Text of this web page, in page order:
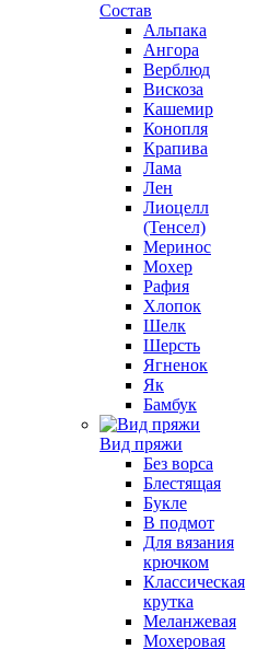
Состав
Альпака
Ангора
Верблюд
Вискоза
Кашемир
Конопля
Крапива
Лама
Лен
Лиоцелл
(Тенсел)
Меринос
Мохер
Рафия
Хлопок
Шелк
Шерсть
Ягненок
Як
Бамбук
Вид пряжи
Без ворса
Блестящая
Букле
В подмот
Для вязания
крючком
Классическая
крутка
Меланжевая
Мохеровая